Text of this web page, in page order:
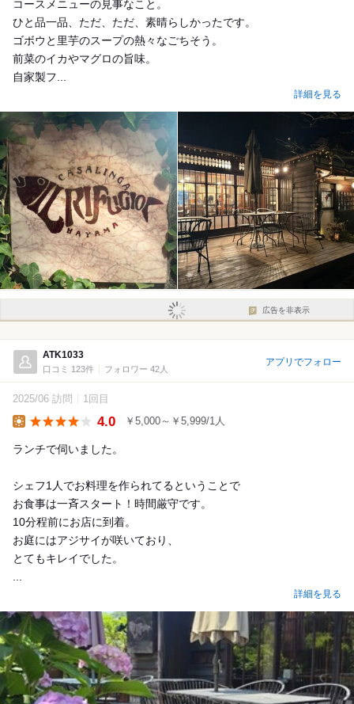
コースメニューの見事なこと。
ひと品一品、ただ、ただ、素晴らしかったです。
ゴボウと里芋のスープの熱々なごちそう。
前菜のイカやマグロの旨味。
自家製フ...
詳細を見る
広告を非表示
ATK1033
口コミ 123件 フォロワー 42人
アプリでフォロー
2025/06 訪問 1回目
4.0 ￥5,000～￥5,999/1人
ランチで伺いました。
シェフ1人でお料理を作られてるということで
お食事は一斉スタート！時間厳守です。
10分程前にお店に到着。
お庭にはアジサイが咲いており、
とてもキレイでした。
詳細を見る